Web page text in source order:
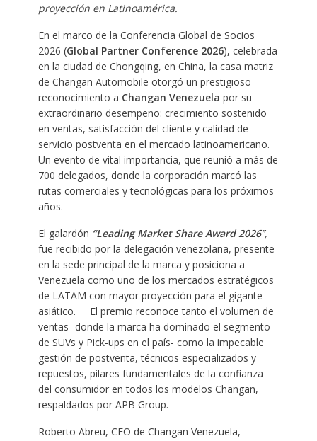
proyección en Latinoamérica.
En el marco de la Conferencia Global de Socios
2026 (Global Partner Conference 2026), celebrada
en la ciudad de Chongqing, en China, la casa matriz
de Changan Automobile otorgó un prestigioso
reconocimiento a Changan Venezuela por su
extraordinario desempeño: crecimiento sostenido
en ventas, satisfacción del cliente y calidad de
servicio postventa en el mercado latinoamericano.
Un evento de vital importancia, que reunió a más de
700 delegados, donde la corporación marcó las
rutas comerciales y tecnológicas para los próximos
años.
El galardón “Leading Market Share Award 2026”,
fue recibido por la delegación venezolana, presente
en la sede principal de la marca y posiciona a
Venezuela como uno de los mercados estratégicos
de LATAM con mayor proyección para el gigante
asiático. El premio reconoce tanto el volumen de
ventas -donde la marca ha dominado el segmento
de SUVs y Pick-ups en el país- como la impecable
gestión de postventa, técnicos especializados y
repuestos, pilares fundamentales de la confianza
del consumidor en todos los modelos Changan,
respaldados por APB Group.
Roberto Abreu, CEO de Changan Venezuela,